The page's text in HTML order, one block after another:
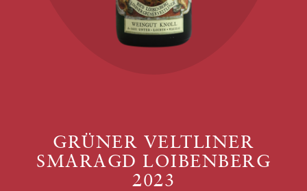
GRÜNER VELTLINER
SMARAGD LOIBENBERG
2023